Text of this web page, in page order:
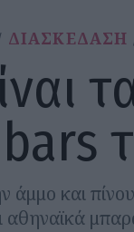
ΔΙΑΣΚΕΔΑΣΗ
άμμο και
αθηναϊκά